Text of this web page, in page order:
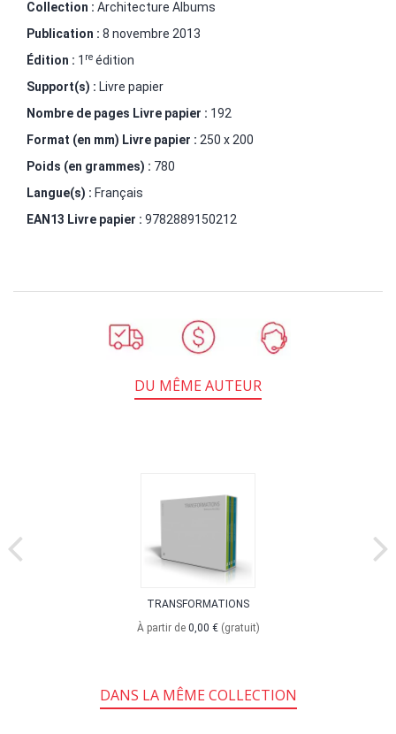
Collection : Architecture Albums
Publication : 8 novembre 2013
Édition : 1 re édition
Support(s) : Livre papier
Nombre de pages Livre papier : 192
Format (en mm) Livre papier : 250 x 200
Poids (en grammes) : 780
Langue(s) : Français
EAN13 Livre papier : 9782889150212
DU MÊME AUTEUR
TRANSFORMATIONS
À partir de 0,00 € (gratuit)
DANS LA MÊME COLLECTION